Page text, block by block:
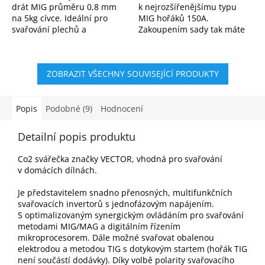
drát MIG průměru 0,8 mm
na 5kg cívce. Ideální pro
svařování plechů a
nebo argonu. Stabilní oblouk
k nejrozšířenějšímu typu
MIG hořáků 150A.
Zakoupením sady tak máte
ZOBRAZIT VŠECHNY SOUVISEJÍCÍ PRODUKTY
Popis Podobné (9) Hodnocení
Detailní popis produktu
Co2 svářečka značky VECTOR, vhodná pro svařování
v domácích dílnách.
Je představitelem snadno přenosných, multifunkčních
svařovacích invertorů s jednofázovým napájením.
S optimalizovaným synergickým ovládáním pro svařování
metodami MIG/MAG a digitálním řízením
mikroprocesorem. Dále možné svařovat obalenou
elektrodou a metodou TIG s dotykovým startem (hořák TIG
není součástí dodávky). Díky volbě polarity svařovacího